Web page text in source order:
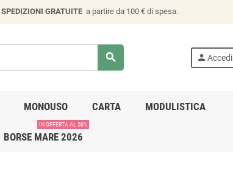
SPEDIZIONI GRATUITE a partire da 100 € di spesa.
search person Accedi
MONOUSO CARTA MODULISTICA
BORSE MARE 2026
IN OFFERTA AL 50%